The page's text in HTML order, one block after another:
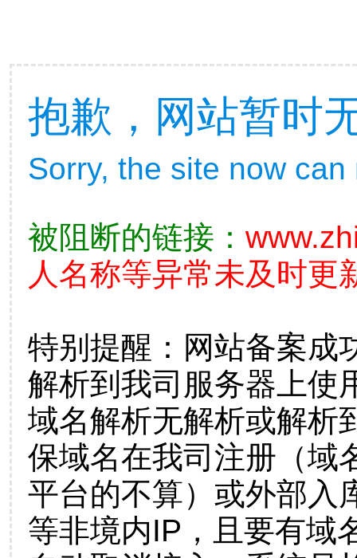
抱歉，网站暂时
Sorry, the site now
被阻断的链接：
人名称等异常未及时更
特别提醒：网站备案成
解析到我司服务器上使
域名解析无解析或解析
保域名在我司注册（域
平台的不算）或外部入
等非境内IP，且要有域